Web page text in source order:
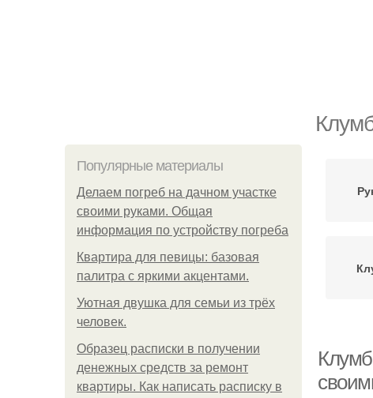
Популярные материалы
Делаем погреб на дачном участке
своими руками. Общая
информация по устройству погреба
Квартира для певицы: базовая
палитра с яркими акцентами.
Уютная двушка для семьи из трёх
человек.
Образец расписки в получении
денежных средств за ремонт
квартиры. Как написать расписку в